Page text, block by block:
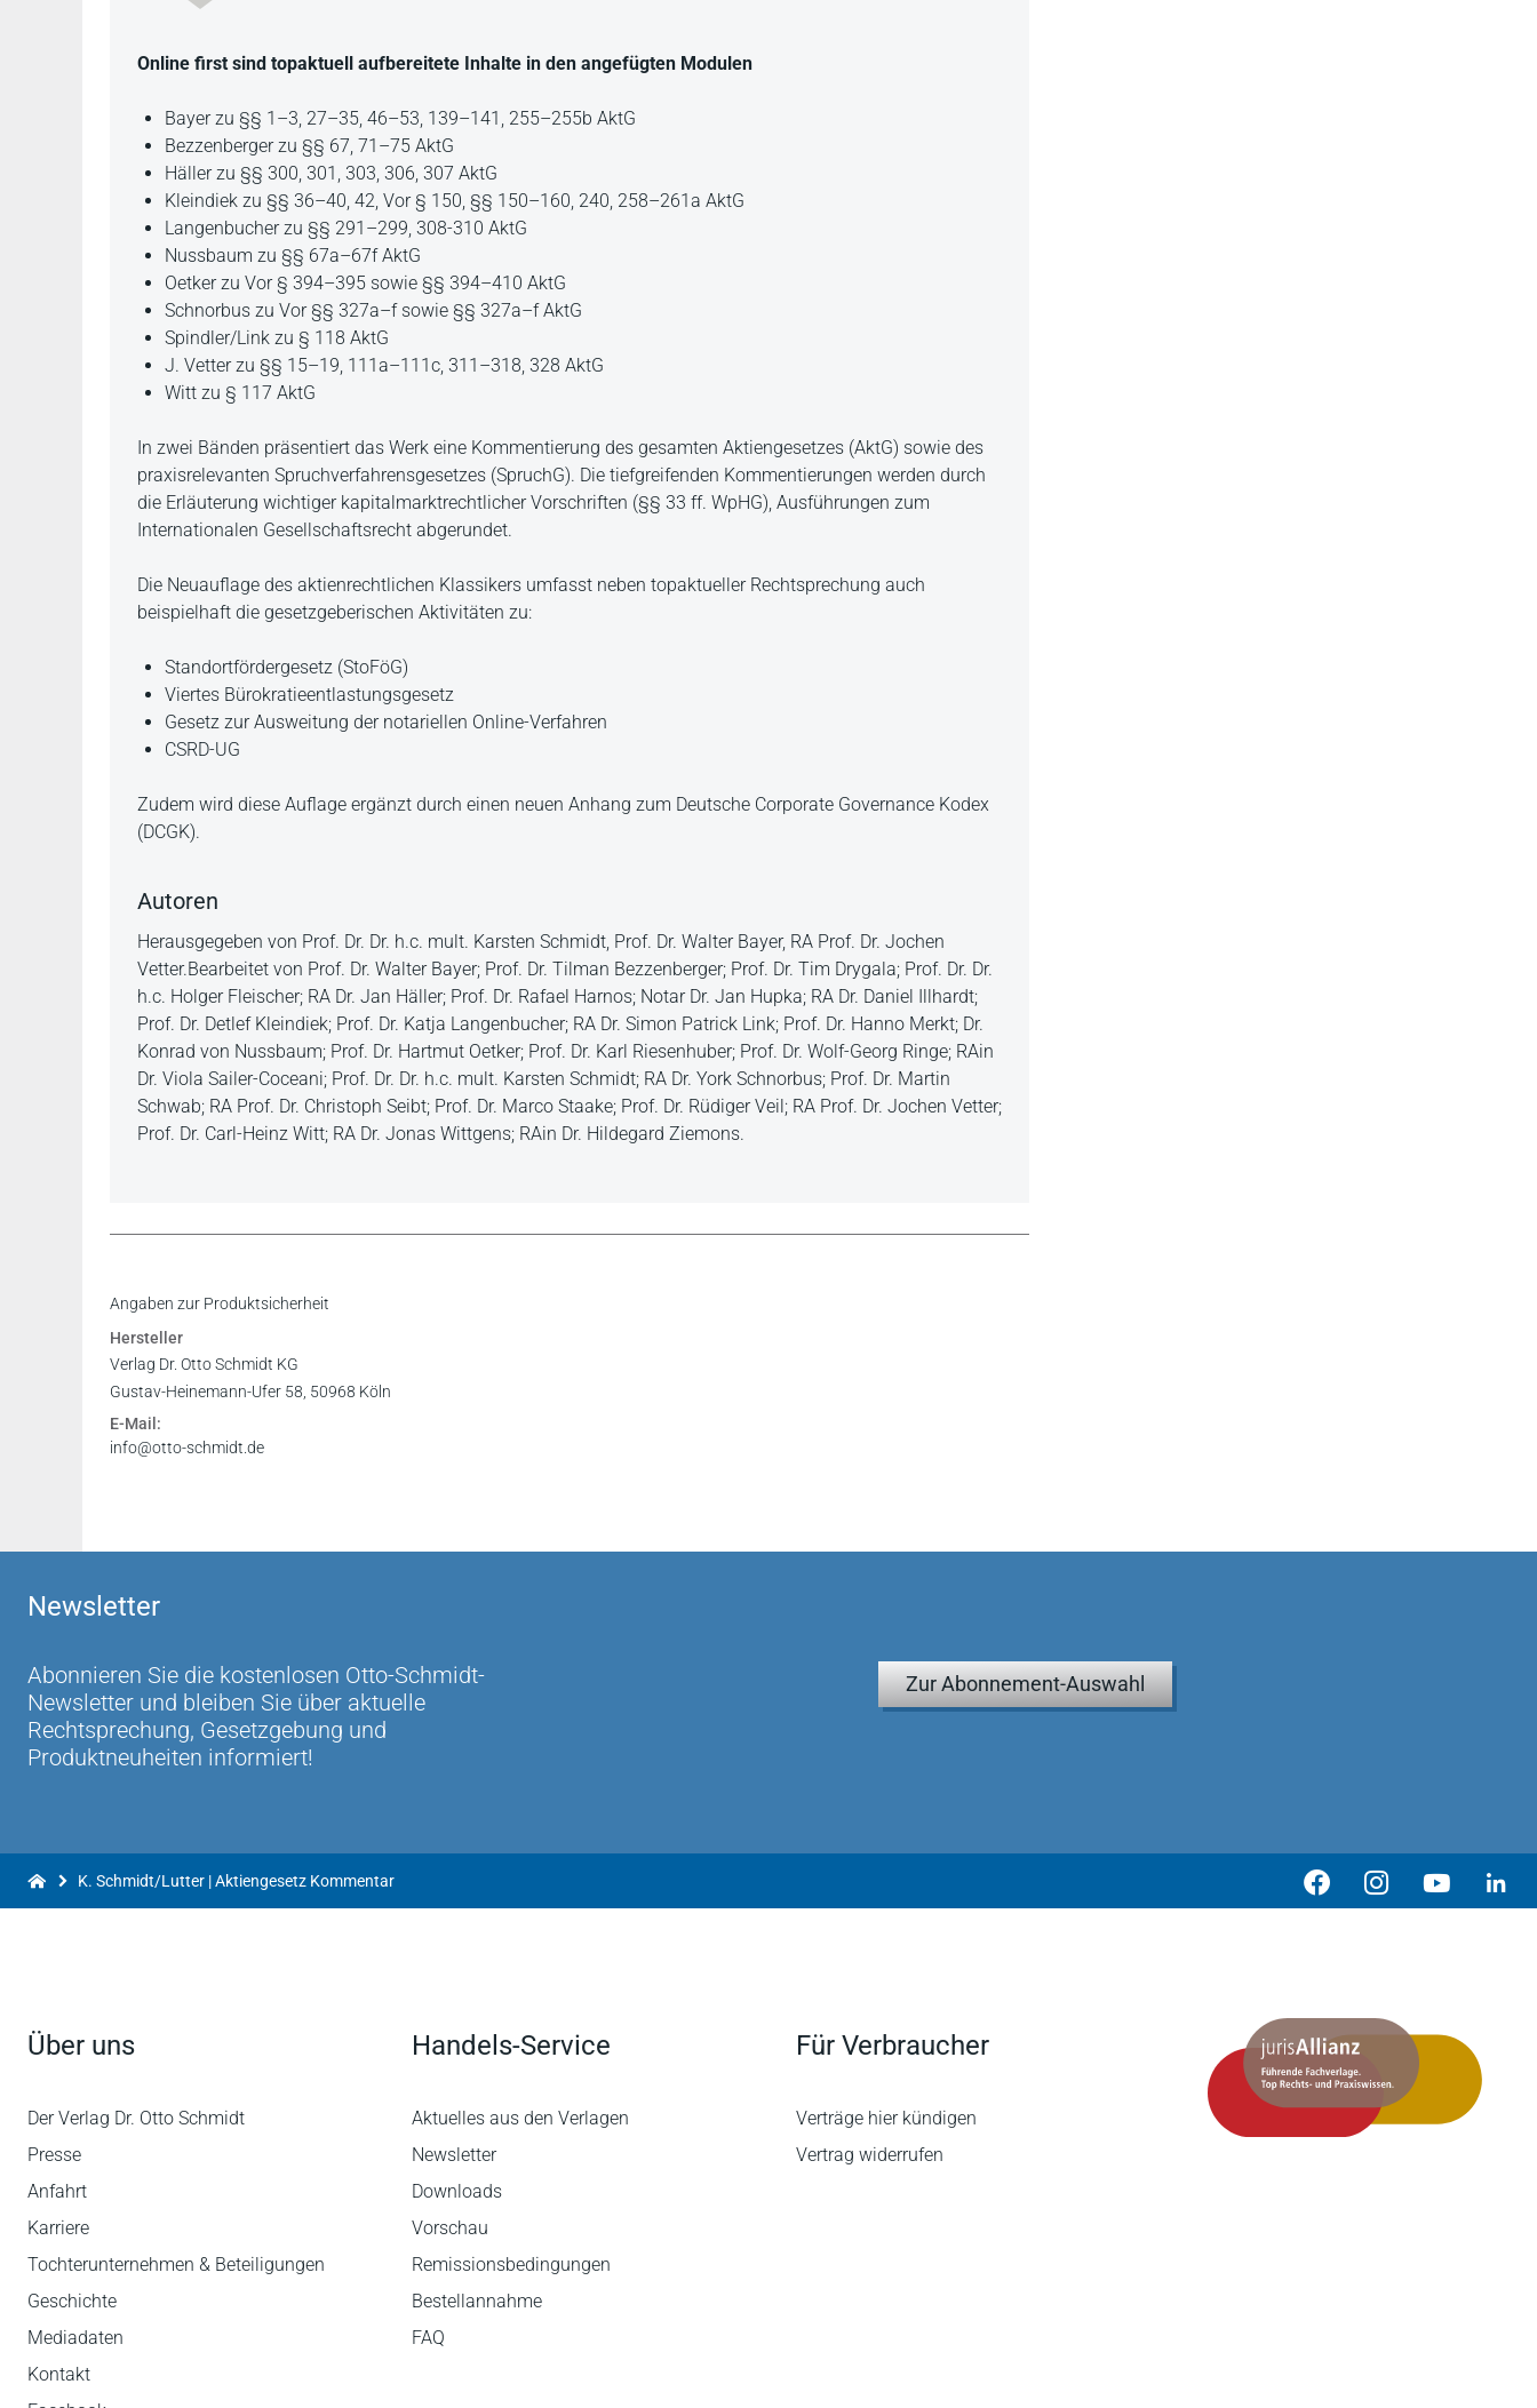
Beschreibung
Online first sind topaktuell aufbereitete Inhalte in den angefügten Modulen
Bayer zu §§ 1–3, 27–35, 46–53, 139–141, 255–255b AktG
Bezzenberger zu §§ 67, 71–75 AktG
Häller zu §§ 300, 301, 303, 306, 307 AktG
Kleindiek zu §§ 36–40, 42, Vor § 150, §§ 150–160, 240, 258–261a AktG
Langenbucher zu §§ 291–299, 308-310 AktG
Nussbaum zu §§ 67a–67f AktG
Oetker zu Vor § 394–395 sowie §§ 394–410 AktG
Schnorbus zu Vor §§ 327a–f sowie §§ 327a–f AktG
Spindler/Link zu § 118 AktG
J. Vetter zu §§ 15–19, 111a–111c, 311–318, 328 AktG
Witt zu § 117 AktG
In zwei Bänden präsentiert das Werk eine Kommentierung des gesamten Aktiengesetzes (AktG) sowie des
praxisrelevanten Spruchverfahrensgesetzes (SpruchG). Die tiefgreifenden Kommentierungen werden durch
die Erläuterung wichtiger kapitalmarktrechtlicher Vorschriften (§§ 33 ff. WpHG), Ausführungen zum
Internationalen Gesellschaftsrecht abgerundet.
Die Neuauflage des aktienrechtlichen Klassikers umfasst neben topaktueller Rechtsprechung auch
beispielhaft die gesetzgeberischen Aktivitäten zu:
Standortfördergesetz (StoFöG)
Viertes Bürokratieentlastungsgesetz
Gesetz zur Ausweitung der notariellen Online-Verfahren
CSRD-UG
Zudem wird diese Auflage ergänzt durch einen neuen Anhang zum Deutsche Corporate Governance Kodex
(DCGK).
Autoren
Herausgegeben von Prof. Dr. Dr. h.c. mult. Karsten Schmidt, Prof. Dr. Walter Bayer, RA Prof. Dr. Jochen
Vetter.Bearbeitet von Prof. Dr. Walter Bayer; Prof. Dr. Tilman Bezzenberger; Prof. Dr. Tim Drygala; Prof. Dr. Dr.
h.c. Holger Fleischer; RA Dr. Jan Häller; Prof. Dr. Rafael Harnos; Notar Dr. Jan Hupka; RA Dr. Daniel Illhardt;
Prof. Dr. Detlef Kleindiek; Prof. Dr. Katja Langenbucher; RA Dr. Simon Patrick Link; Prof. Dr. Hanno Merkt; Dr.
Konrad von Nussbaum; Prof. Dr. Hartmut Oetker; Prof. Dr. Karl Riesenhuber; Prof. Dr. Wolf-Georg Ringe; RAin
Dr. Viola Sailer-Coceani; Prof. Dr. Dr. h.c. mult. Karsten Schmidt; RA Dr. York Schnorbus; Prof. Dr. Martin
Schwab; RA Prof. Dr. Christoph Seibt; Prof. Dr. Marco Staake; Prof. Dr. Rüdiger Veil; RA Prof. Dr. Jochen Vetter;
Prof. Dr. Carl-Heinz Witt; RA Dr. Jonas Wittgens; RAin Dr. Hildegard Ziemons.
Leseprobe
Angaben zur Produktsicherheit
Hersteller
Verlag Dr. Otto Schmidt KG
Gustav-Heinemann-Ufer 58, 50968 Köln
E-Mail:
info@otto-schmidt.de
Newsletter
Abonnieren Sie die kostenlosen Otto-Schmidt-
Newsletter und bleiben Sie über aktuelle
Rechtsprechung, Gesetzgebung und
Produktneuheiten informiert!
Zur Abonnement-Auswahl
K. Schmidt/Lutter | Aktiengesetz Kommentar
Über uns
Der Verlag Dr. Otto Schmidt
Presse
Anfahrt
Karriere
Tochterunternehmen & Beteiligungen
Geschichte
Mediadaten
Kontakt
Handels-Service
Aktuelles aus den Verlagen
Newsletter
Downloads
Vorschau
Remissionsbedingungen
Bestellannahme
FAQ
Für Verbraucher
Verträge hier kündigen
Vertrag widerrufen